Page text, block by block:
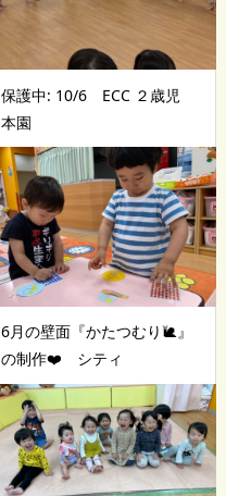
保護中: 10/6 ECC ２歳児
本園
6月の壁面『かたつむり🐌』
の制作❤️ シティ